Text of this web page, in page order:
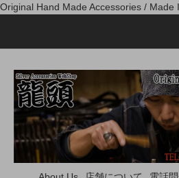
Original Hand Made Accessories / Made